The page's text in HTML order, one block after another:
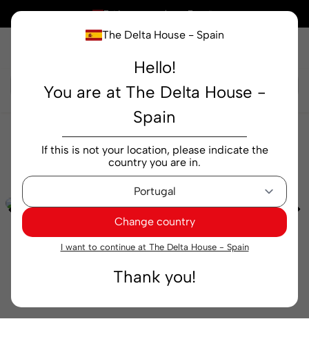
The Delta House - Spain
Hello!
You are at The Delta House -
Spain
If this is not your location, please indicate the
country you are in.
Change country
I want to continue at The Delta House - Spain
Thank you!
× Está comprando en España
bebidas Zumos y néctares
Néctar Hero Mango